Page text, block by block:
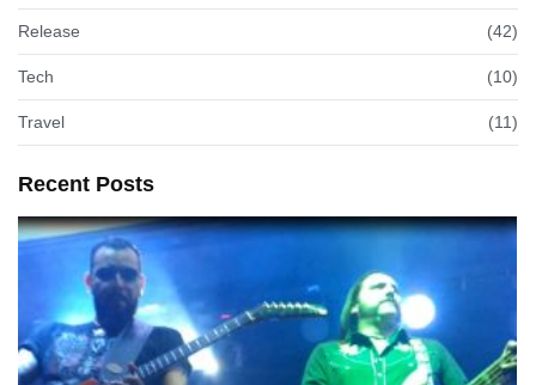
Release (42)
Tech (10)
Travel (11)
Recent Posts